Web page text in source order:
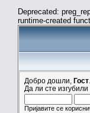
Deprecated:
runtime-created
Добро дошли, Гост
Да ли сте
Пријавите се